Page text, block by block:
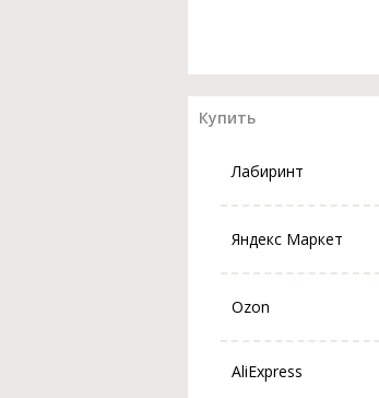
Купить
Лабиринт
Яндекс Маркет
Ozon
AliExpress